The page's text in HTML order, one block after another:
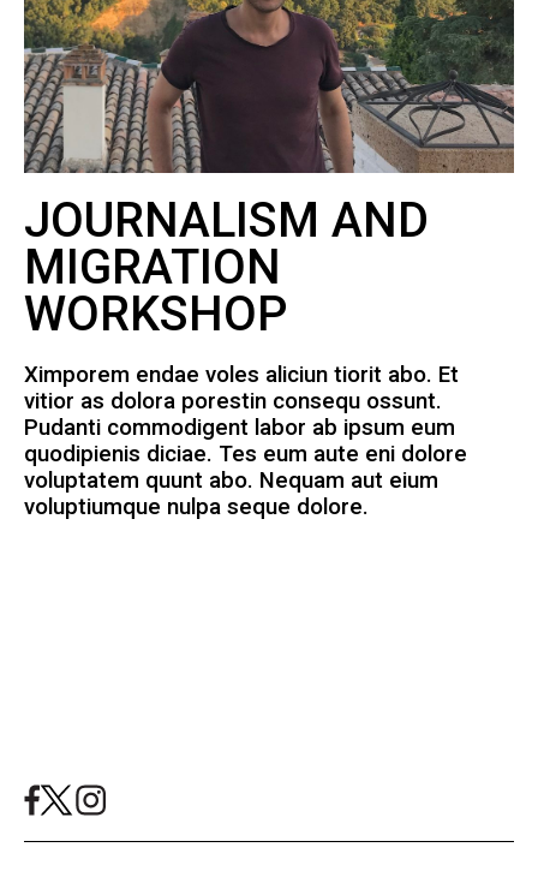
JOURNALISM AND
MIGRATION
WORKSHOP
Ximporem endae voles aliciun tiorit abo. Et
vitior as dolora porestin consequ ossunt.
Pudanti commodigent labor ab ipsum eum
quodipienis diciae. Tes eum aute eni dolore
voluptatem quunt abo. Nequam aut eium
voluptiumque nulpa seque dolore.